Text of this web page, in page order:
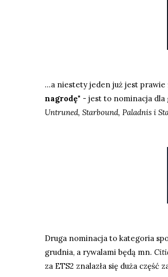
...a niestety jeden już jest
nagrodę" - jest to nominacja dla
Untruned, Starbound, Paladnis i
Druga nominacja to kategoria
grudnia, a rywalami będą mn.
za ETS2 znalazła się duża część